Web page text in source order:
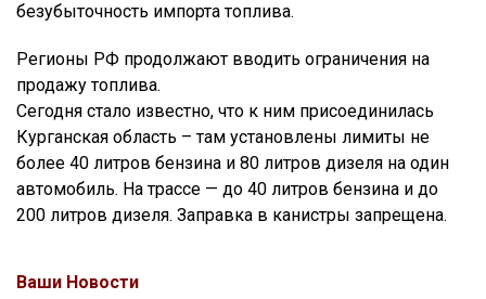
безубыточность импорта топлива.
Регионы РФ продолжают вводить ограничения на
продажу топлива.
Сегодня стало известно, что к ним присоединилась
Курганская область – там установлены лимиты не
более 40 литров бензина и 80 литров дизеля на один
автомобиль. На трассе — до 40 литров бензина и до
200 литров дизеля. Заправка в канистры запрещена.
Ваши Новости